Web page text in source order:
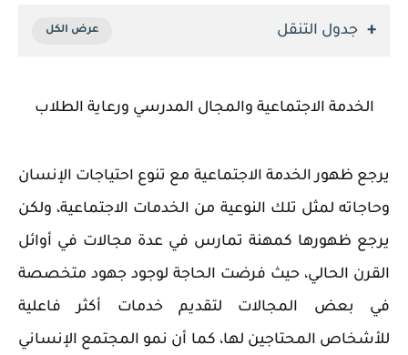
جدول التنقل
الخدمة الاجتماعية والمجال المدرسي ورعاية الطلاب
يرجع ظهور الخدمة الاجتماعية مع تنوع احتياجات الإنسان
وحاجاته لمثل تلك النوعية من الخدمات الاجتماعية، ولكن
يرجع ظهورها كمهنة تمارس في عدة مجالات في أوائل
القرن الحالي، حيث فرضت الحاجة لوجود جهود متخصصة
في بعض المجالات لتقديم خدمات أكثر فاعلية
للأشخاص المحتاجين لها، كما أن نمو المجتمع الإنساني